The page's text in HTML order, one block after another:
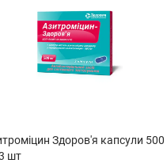
Здоров'я капсули 500
шт